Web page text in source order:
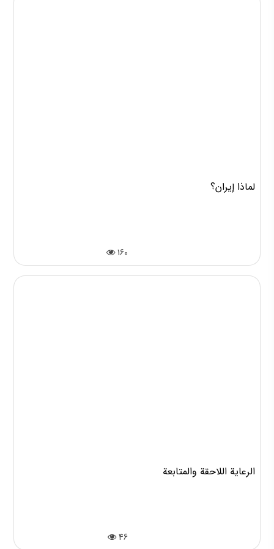
لماذا إيران؟
160
الرعاية اللاحقة والمتابعة
46